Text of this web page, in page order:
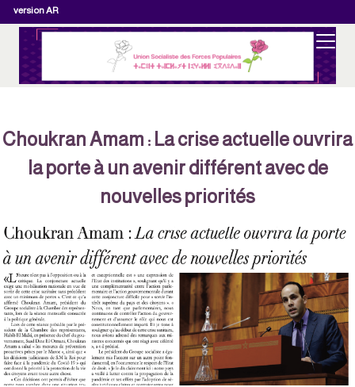
version AR
Choukran Amam : La crise actuelle ouvrira
la porte à un avenir différent avec de
nouvelles priorités